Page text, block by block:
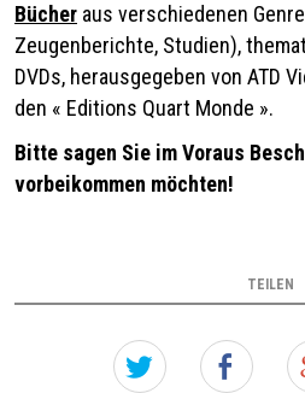
Bücher aus verschiedenen
Zeugenberichte, Studien),
DVDs, herausgegeben von ATD
den « Editions Quart Monde ».
Bitte sagen Sie im Voraus
vorbeikommen möchten!
TEILEN